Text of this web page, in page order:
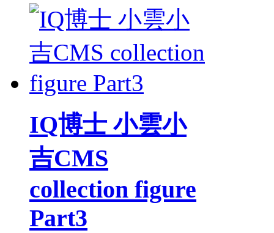
IQ博士 小雲小
吉CMS
collection figure
Part3